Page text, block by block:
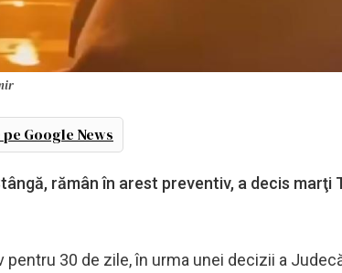
Google News
rămân în arest preventiv, a decis marţi
30 de zile, în urma unei decizii a